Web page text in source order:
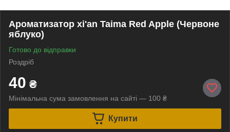
Ароматизатор xi'an Taima Red Apple (Червоне
яблуко)
Готово до відправки
Роздріб
40 ₴
Мінімальна сума замовлення на сайті — 100 ₴
Купити